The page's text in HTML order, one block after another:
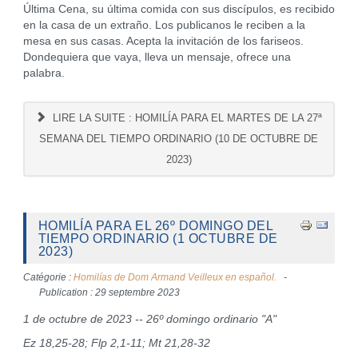
Última Cena, su última comida con sus discípulos, es recibido
en la casa de un extraño. Los publicanos le reciben a la
mesa en sus casas. Acepta la invitación de los fariseos.
Dondequiera que vaya, lleva un mensaje, ofrece una
palabra.
LIRE LA SUITE : HOMILÍA PARA EL MARTES DE LA 27ª
SEMANA DEL TIEMPO ORDINARIO (10 DE OCTUBRE DE
2023)
HOMILÍA PARA EL 26º DOMINGO DEL
TIEMPO ORDINARIO (1 OCTUBRE DE
2023)
Catégorie : Homilías de Dom Armand Veilleux en español.
Publication : 29 septembre 2023
1 de octubre de 2023 -- 26º domingo ordinario "A"
Ez 18,25-28; Flp 2,1-11; Mt 21,28-32